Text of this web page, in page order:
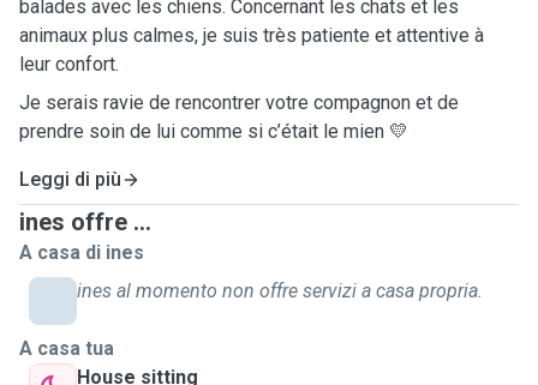
balades avec les chiens. Concernant les chats et les
animaux plus calmes, je suis très patiente et attentive à
leur confort.
Je serais ravie de rencontrer votre compagnon et de
prendre soin de lui comme si c’était le mien 💛
Leggi di più
ines offre ...
A casa di ines
ines al momento non offre servizi a casa propria.
A casa tua
House sitting